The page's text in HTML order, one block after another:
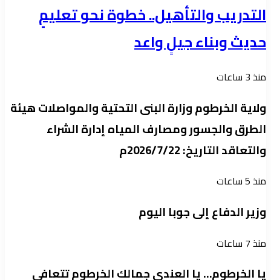
التدريب والتأهيل.. خطوة نحو تعليمٍ
حديث وبناء جيلٍ واعد
منذ 3 ساعات
ولاية الخرطوم وزارة البنى التحتية والمواصلات هيئة
الطرق والجسور ومصارف المياه إدارة الشراء
والتعاقد التاريخ: 2026/7/22م
منذ 5 ساعات
وزير الدفاع إلى جوبا اليوم
منذ 7 ساعات
يا الخرطوم… يا العندي جمالك الخرطوم تتعافى